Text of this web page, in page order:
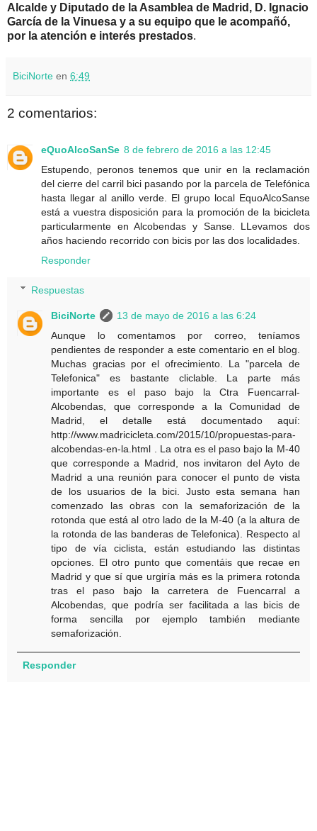
Alcalde y Diputado de la Asamblea de Madrid, D. Ignacio
García de la Vinuesa y a su equipo que le acompañó,
por la atención e interés prestados.
BiciNorte en 6:49
2 comentarios:
eQuoAlcoSanSe 8 de febrero de 2016 a las 12:45
Estupendo, peronos tenemos que unir en la reclamación
del cierre del carril bici pasando por la parcela de Telefónica
hasta llegar al anillo verde. El grupo local EquoAlcoSanse
está a vuestra disposición para la promoción de la bicicleta
particularmente en Alcobendas y Sanse. LLevamos dos
años haciendo recorrido con bicis por las dos localidades.
Responder
Respuestas
BiciNorte
13 de mayo de 2016 a las 6:24
Aunque lo comentamos por correo, teníamos
pendientes de responder a este comentario en el blog.
Muchas gracias por el ofrecimiento. La "parcela de
Telefonica" es bastante cliclable. La parte más
importante es el paso bajo la Ctra Fuencarral-
Alcobendas, que corresponde a la Comunidad de
Madrid, el detalle está documentado aquí:
http://www.madricicleta.com/2015/10/propuestas-para-
alcobendas-en-la.html . La otra es el paso bajo la M-40
que corresponde a Madrid, nos invitaron del Ayto de
Madrid a una reunión para conocer el punto de vista
de los usuarios de la bici. Justo esta semana han
comenzado las obras con la semaforización de la
rotonda que está al otro lado de la M-40 (a la altura de
la rotonda de las banderas de Telefonica). Respecto al
tipo de vía ciclista, están estudiando las distintas
opciones. El otro punto que comentáis que recae en
Madrid y que sí que urgiría más es la primera rotonda
tras el paso bajo la carretera de Fuencarral a
Alcobendas, que podría ser facilitada a las bicis de
forma sencilla por ejemplo también mediante
semaforización.
Responder